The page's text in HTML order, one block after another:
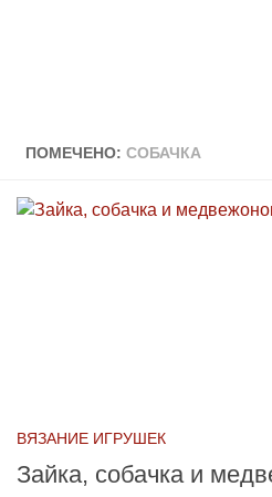
ПОМЕЧЕНО: СОБАЧКА
ВЯЗАНИЕ ИГРУШЕК
Зайка, собачка и